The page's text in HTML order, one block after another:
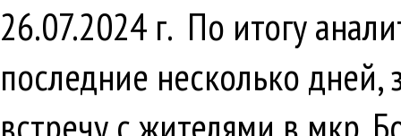
26.07.2024 г. По итогу
последние несколько